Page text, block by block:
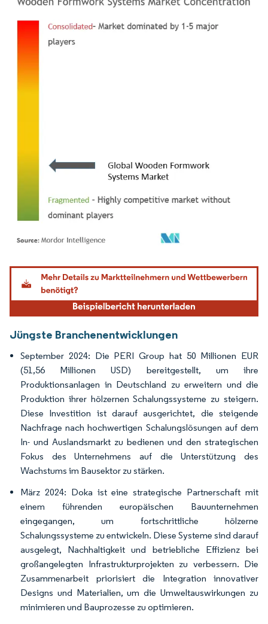
Bild © Mordor Intelligence. Wiederverwendung erfordert Namensnennung gemäß
Jüngste Branchenentwicklungen
September 2024: Die PERI Group hat 50 Millionen EUR
(51,56 Millionen USD) bereitgestellt, um ihre
Produktionsanlagen in Deutschland zu erweitern und die
Produktion ihrer hölzernen Schalungssysteme zu steigern.
Diese Investition ist darauf ausgerichtet, die steigende
Nachfrage nach hochwertigen Schalungslösungen auf dem
In- und Auslandsmarkt zu bedienen und den strategischen
Fokus des Unternehmens auf die Unterstützung des
Wachstums im Bausektor zu stärken.
März 2024: Doka ist eine strategische Partnerschaft mit
einem führenden europäischen Bauunternehmen
eingegangen, um fortschrittliche hölzerne
Schalungssysteme zu entwickeln. Diese Systeme sind darauf
ausgelegt, Nachhaltigkeit und betriebliche Effizienz bei
großangelegten Infrastrukturprojekten zu verbessern. Die
Zusammenarbeit priorisiert die Integration innovativer
Designs und Materialien, um die Umweltauswirkungen zu
minimieren und Bauprozesse zu optimieren.